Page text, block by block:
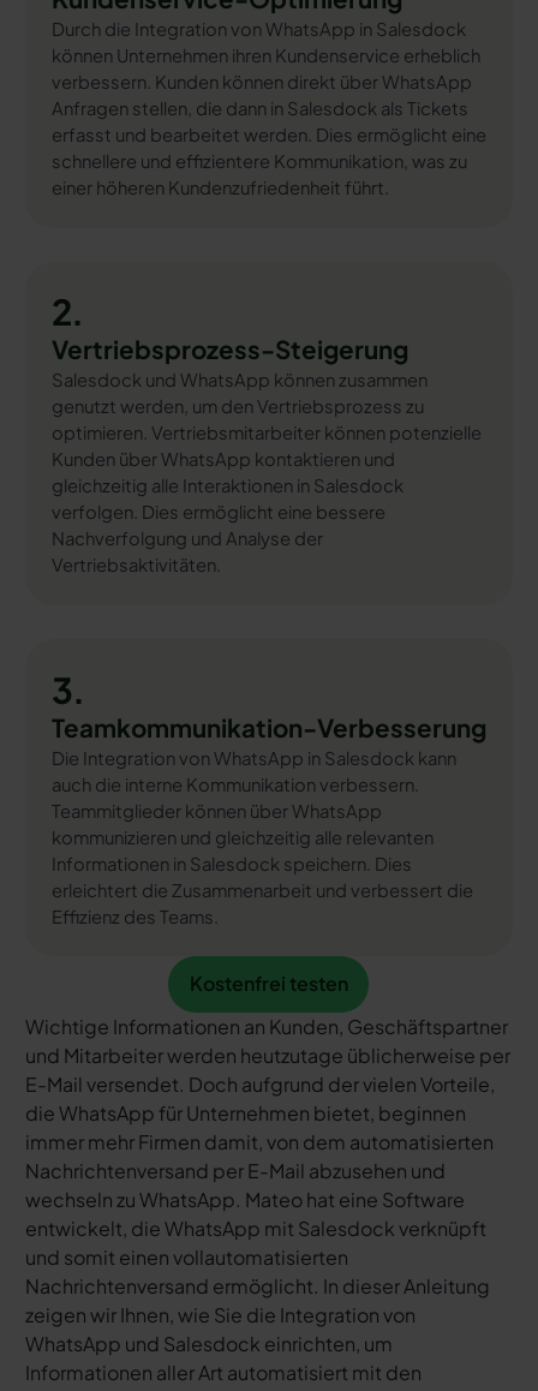
Durch die Integration von WhatsApp in Salesdock
können Unternehmen ihren Kundenservice erheblich
verbessern. Kunden können direkt über WhatsApp
Anfragen stellen, die dann in Salesdock als Tickets
erfasst und bearbeitet werden. Dies ermöglicht eine
schnellere und effizientere Kommunikation, was zu
einer höheren Kundenzufriedenheit führt.
2.
Vertriebsprozess-Steigerung
Salesdock und WhatsApp können zusammen
genutzt werden, um den Vertriebsprozess zu
optimieren. Vertriebsmitarbeiter können potenzielle
Kunden über WhatsApp kontaktieren und
gleichzeitig alle Interaktionen in Salesdock
verfolgen. Dies ermöglicht eine bessere
Nachverfolgung und Analyse der
Vertriebsaktivitäten.
3.
Teamkommunikation-Verbesserung
Die Integration von WhatsApp in Salesdock kann
auch die interne Kommunikation verbessern.
Teammitglieder können über WhatsApp
kommunizieren und gleichzeitig alle relevanten
Informationen in Salesdock speichern. Dies
erleichtert die Zusammenarbeit und verbessert die
Effizienz des Teams.
Kostenfrei testen
Kostenfrei testen
Wichtige Informationen an Kunden, Geschäftspartner
und Mitarbeiter werden heutzutage üblicherweise per
E-Mail versendet. Doch aufgrund der vielen Vorteile,
die WhatsApp für Unternehmen bietet, beginnen
immer mehr Firmen damit, von dem automatisierten
Nachrichtenversand per E-Mail abzusehen und
wechseln zu WhatsApp. Mateo hat eine Software
entwickelt, die WhatsApp mit Salesdock verknüpft
und somit einen vollautomatisierten
Nachrichtenversand ermöglicht. In dieser Anleitung
zeigen wir Ihnen, wie Sie die Integration von
WhatsApp und Salesdock einrichten, um
Informationen aller Art automatisiert mit den